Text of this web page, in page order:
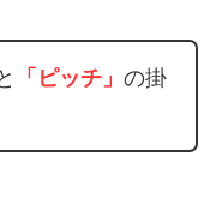
「ピッチ」 の掛